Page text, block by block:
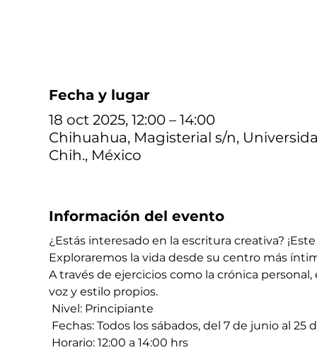
Fecha y lugar
18 oct 2025, 12:00 – 14:00
Chihuahua, Magisterial s/n,
Chih., México
Información del evento
¿Estás interesado en la escritura creativa?
Exploraremos la vida desde su centro más
A través de ejercicios como la crónica
voz y estilo propios.
Nivel: Principiante
Fechas: Todos los sábados, del 7 de junio al 25
Horario: 12:00 a 14:00 hrs